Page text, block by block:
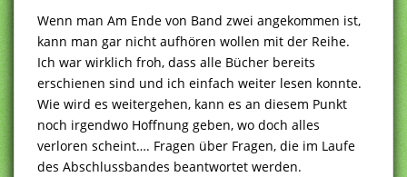
Wenn man Am Ende von Band zwei angekommen ist,
kann man gar nicht aufhören wollen mit der Reihe.
Ich war wirklich froh, dass alle Bücher bereits
erschienen sind und ich einfach weiter lesen konnte.
Wie wird es weitergehen, kann es an diesem Punkt
noch irgendwo Hoffnung geben, wo doch alles
verloren scheint…. Fragen über Fragen, die im Laufe
des Abschlussbandes beantwortet werden.